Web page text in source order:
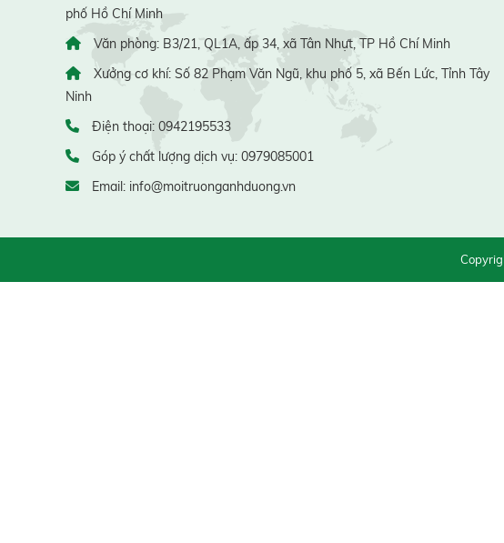
phố Hồ Chí Minh
Văn phòng: B3/21, QL1A, ấp 34, xã Tân Nhựt, TP Hồ Chí Minh
Xưởng cơ khí: Số 82 Phạm Văn Ngũ, khu phố 5, xã Bến Lức, Tỉnh Tây
Ninh
Điện thoại: 0942195533
Góp ý chất lượng dịch vụ: 0979085001
Email: info@moitruonganhduong.vn